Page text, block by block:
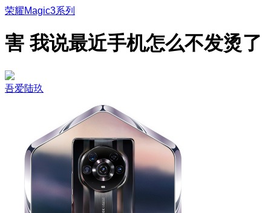
荣耀Magic3系列
害 我说最近手机怎么不发烫了
吾爱陆玖